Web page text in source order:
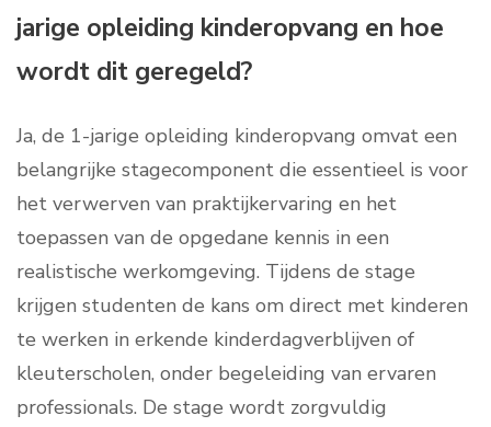
jarige opleiding kinderopvang en hoe
wordt dit geregeld?
Ja, de 1-jarige opleiding kinderopvang omvat een
belangrijke stagecomponent die essentieel is voor
het verwerven van praktijkervaring en het
toepassen van de opgedane kennis in een
realistische werkomgeving. Tijdens de stage
krijgen studenten de kans om direct met kinderen
te werken in erkende kinderdagverblijven of
kleuterscholen, onder begeleiding van ervaren
professionals. De stage wordt zorgvuldig